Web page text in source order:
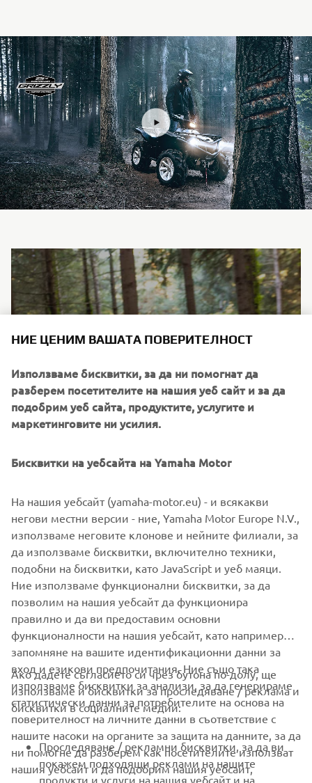
НАУЧЕТЕ ПОВЕЧЕ
CORPORATE
FOR BUSINESS
MORE YAMAHA
НИЕ ЦЕНИМ ВАШАТА ПОВЕРИТЕЛНОСТ
Използваме бисквитки, за да ни помогнат да
разберем посетителите на нашия уеб сайт и за да
подобрим уеб сайта, продуктите, услугите и
маркетинговите ни усилия.
Бисквитки на уебсайта на Yamaha Motor
На нашия уебсайт (yamaha-motor.eu) - и всякакви
негови местни версии - ние, Yamaha Motor Europe N.V.,
използваме неговите клонове и нейните филиали, за
да използваме бисквитки, включително техники,
подобни на бисквитки, като JavaScript и уеб маяци.
Ние използваме функционални бисквитки, за да
позволим на нашия уебсайт да функционира
правилно и да ви предоставим основни
функционалности на нашия уебсайт, като например
запомняне на вашите идентификационни данни за
вход и езикови предпочитания. Ние също така
използваме бисквитки за анализи, за да генерираме
статистически данни за потребителите на основа на
поверителност на личните данни в съответствие с
нашите насоки на органите за защита на данните, за да
ни помогне да разберем как посетителите използват
нашия уебсайт и да подобрим нашия уебсайт,
Ако дадете съгласието си чрез бутона по-долу, ще
използваме и бисквитки за проследяване / реклама и
бисквитки в социалните медии:
Проследяване / рекламни бисквитки, за да ви
покажем подходящи реклами на нашите
продукти и услуги на нашия уебсайт и на